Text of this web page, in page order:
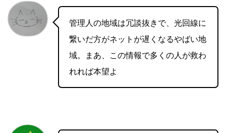
管理人の地域は冗談抜きで、光回線に
繋いだ方がネットが遅くなるやばい地
域。まあ、この情報で多くの人が救わ
れれば本望よ